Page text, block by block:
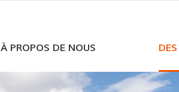
À PROPOS DE NOUS